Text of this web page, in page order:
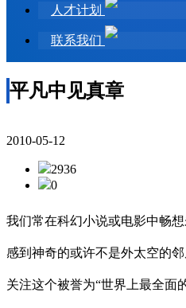
人才计划
联系我们
平凡中见真章
2010-05-12
2936
0
我们常在科幻小说或电影中畅
感到神奇的或许不是外太空的
关注这个被誉为“世界上最全面